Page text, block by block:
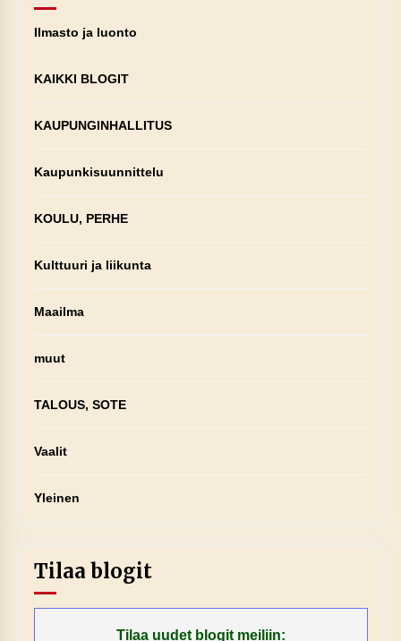
Ilmasto ja luonto
KAIKKI BLOGIT
KAUPUNGINHALLITUS
Kaupunkisuunnittelu
KOULU, PERHE
Kulttuuri ja liikunta
Maailma
muut
TALOUS, SOTE
Vaalit
Yleinen
Tilaa blogit
Tilaa uudet blogit meiliin: